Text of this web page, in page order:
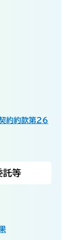
約約款第26
託等